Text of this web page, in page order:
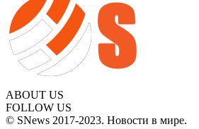
ABOUT US
FOLLOW US
© SNews 2017-2023. Новости в мире.